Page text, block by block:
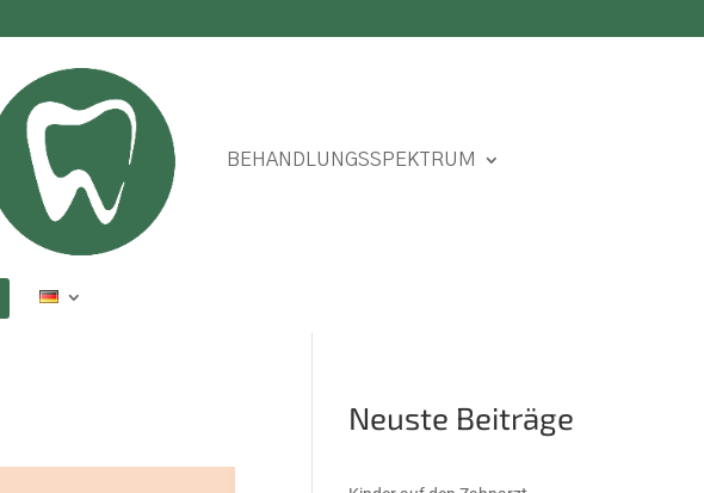
BEHANDLUNGSSPEKTRUM
Neuste Beiträge